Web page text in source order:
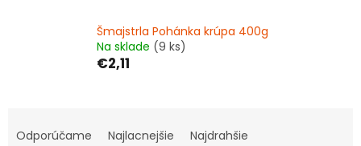
Šmajstrla Pohánka krúpa 400g
Na sklade (9 ks)
€2,11
aOdporúčame Najlacnejšie
Najdrahšie